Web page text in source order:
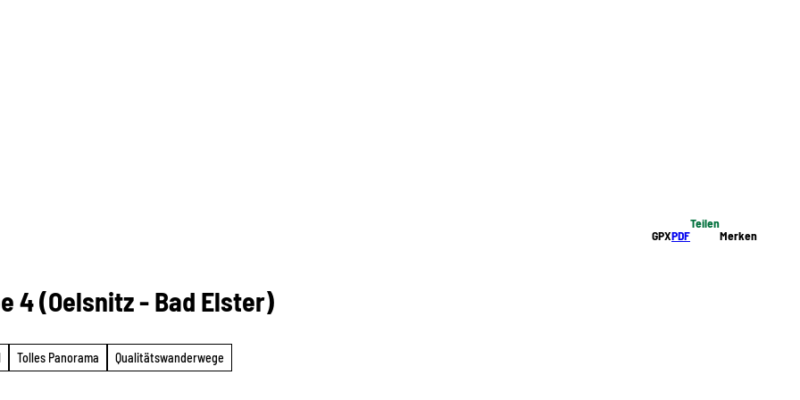
GPXPDF
Teilen
Merken
4 (Oelsnitz - Bad Elster)
Tolles Panorama Qualitätswanderwege